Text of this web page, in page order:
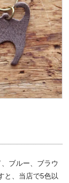
ブルー、ブラウ
と、当店で5色以